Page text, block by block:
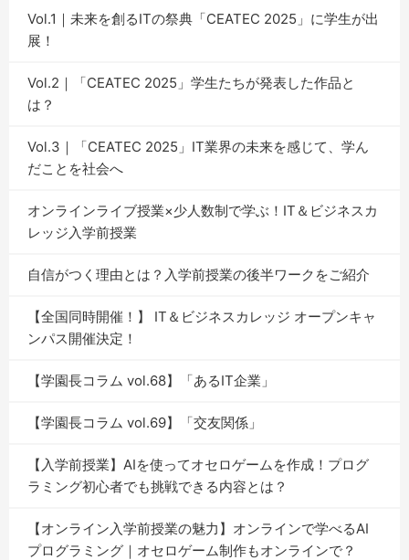
Vol.1｜未来を創るITの祭典「CEATEC 2025」に学生が出
展！
Vol.2｜「CEATEC 2025」学生たちが発表した作品と
は？
Vol.3｜「CEATEC 2025」IT業界の未来を感じて、学ん
だことを社会へ
オンラインライブ授業×少人数制で学ぶ！IT＆ビジネスカ
レッジ入学前授業
自信がつく理由とは？入学前授業の後半ワークをご紹介
【全国同時開催！】 IT＆ビジネスカレッジ オープンキャ
ンパス開催決定！
【学園長コラム vol.68】「あるIT企業」
【学園長コラム vol.69】「交友関係」
【入学前授業】AIを使ってオセロゲームを作成！プログ
ラミング初心者でも挑戦できる内容とは？
【オンライン入学前授業の魅力】オンラインで学べるAI
プログラミング｜オセロゲーム制作もオンラインで？